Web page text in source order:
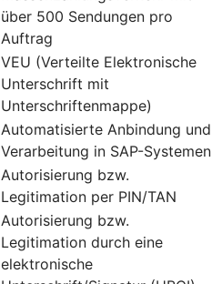
über 500 Sendungen pro
Auftrag
VEU (Verteilte Elektronische
Unterschrift mit
Unterschriftenmappe)
Automatisierte Anbindung und
Verarbeitung in SAP-Systemen
Autorisierung bzw.
Legitimation per PIN/TAN
Autorisierung bzw.
Legitimation durch eine
elektronische